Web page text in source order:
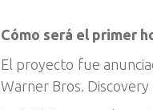
Cómo será el primer
El proyecto fue
Warner Bros.